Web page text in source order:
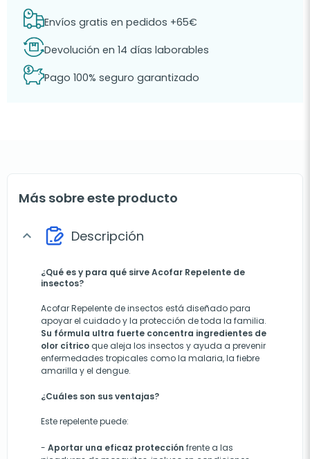
Envíos gratis en pedidos +65€
Devolución en 14 días laborables
Pago 100% seguro garantizado
Más sobre este producto
expand_more Descripción
¿Qué es y para qué sirveAcofar Repelente de
insectos?
Acofar Repelente de insectos está diseñado para
apoyar el cuidado y la protección de toda la familia.
Su fórmula ultra fuerte concentra ingredientes de
olor cítrico que aleja los insectos y ayuda a prevenir
enfermedades tropicales como la malaria, la fiebre
amarilla y el dengue.
¿Cuáles son sus ventajas?
Este repelente puede:
- Aportar una eficaz protección frente a las